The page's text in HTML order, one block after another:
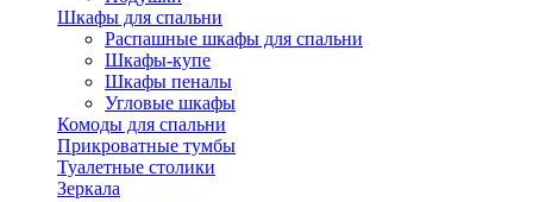
Шкафы для спальни
Распашные шкафы для спальни
Шкафы-купе
Шкафы пеналы
Угловые шкафы
Комоды для спальни
Прикроватные тумбы
Туалетные столики
Зеркала